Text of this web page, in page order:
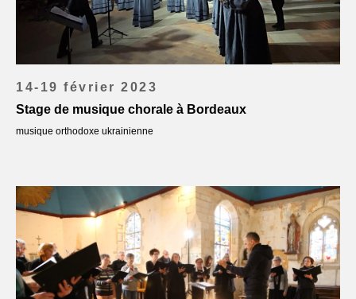
14-19 février 2023
Stage de musique chorale à Bordeaux
musique orthodoxe ukrainienne